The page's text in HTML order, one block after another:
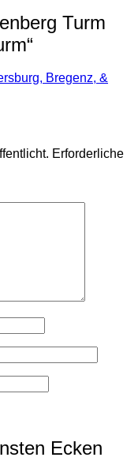
Turm
“
Bregenz, &
Erforderliche
Ecken